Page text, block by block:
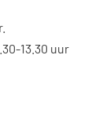
13.30 uur